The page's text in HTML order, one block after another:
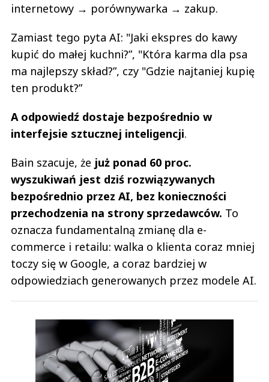
internetowy → porównywarka → zakup.
Zamiast tego pyta AI: "Jaki ekspres do kawy
kupić do małej kuchni?”, "Która karma dla psa
ma najlepszy skład?”, czy "Gdzie najtaniej kupię
ten produkt?”
A odpowiedź dostaje bezpośrednio w
interfejsie sztucznej inteligencji.
Bain szacuje, że już ponad 60 proc.
wyszukiwań jest dziś rozwiązywanych
bezpośrednio przez AI, bez konieczności
przechodzenia na strony sprzedawców. To
oznacza fundamentalną zmianę dla e-
commerce i retailu: walka o klienta coraz mniej
toczy się w Google, a coraz bardziej w
odpowiedziach generowanych przez modele AI.